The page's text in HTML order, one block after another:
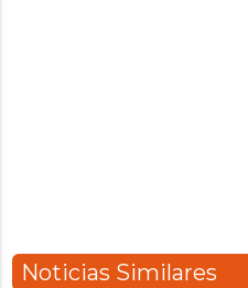
Noticias Similares